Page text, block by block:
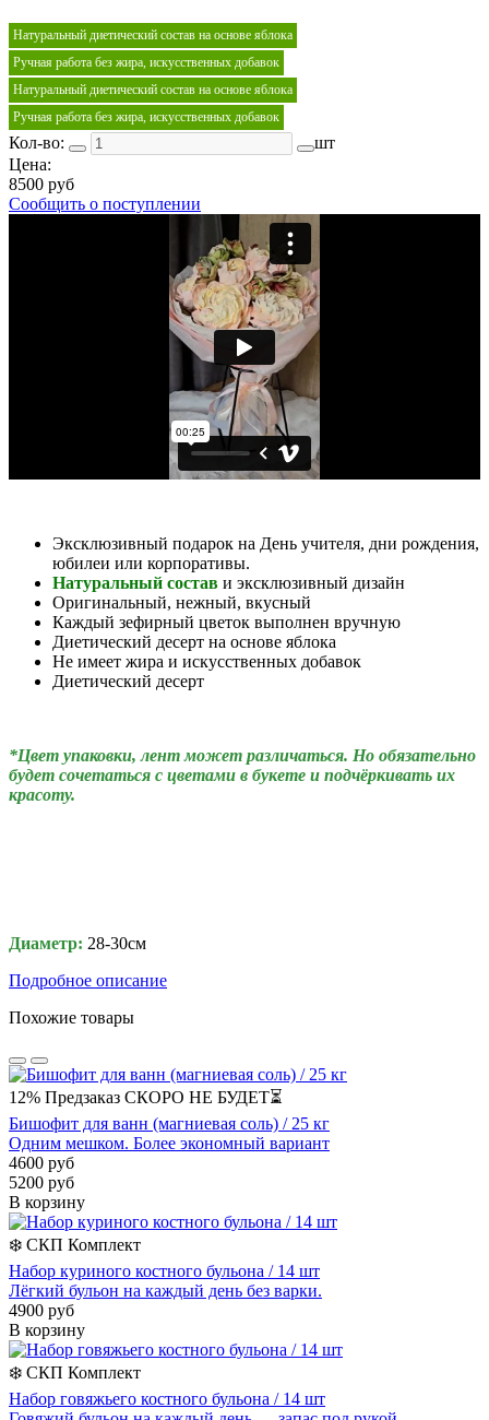
Натуральный диетический состав на основе яблока
Ручная работа без жира, искусственных добавок
Натуральный диетический состав на основе яблока
Ручная работа без жира, искусственных добавок
Кол-во:
шт
Цена:
8500 руб
Сообщить о поступлении
Эксклюзивный подарок на День учителя, дни рождения,
юбилеи или корпоративы.
Натуральный состав и эксклюзивный дизайн
Оригинальный, нежный, вкусный
Каждый зефирный цветок выполнен вручную
Диетический десерт на основе яблока
Не имеет жира и искусственных добавок
Диетический десерт
*Цвет упаковки, лент может различаться. Но обязательно
будет сочетаться с цветами в букете и подчёркивать их
красоту.
Диаметр: 28-30см
Подробное описание
Похожие товары
12% Предзаказ СКОРО НЕ БУДЕТ⏳
Бишофит для ванн (магниевая соль) / 25 кг
Одним мешком. Более экономный вариант
4600 руб
5200 руб
В корзину
❄️ СКП Комплект
Набор куриного костного бульона / 14 шт
Лёгкий бульон на каждый день без варки.
4900 руб
В корзину
❄️ СКП Комплект
Набор говяжьего костного бульона / 14 шт